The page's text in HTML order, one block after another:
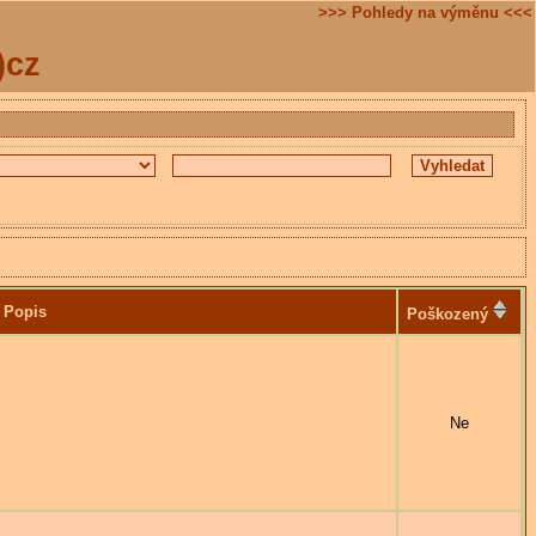
>>> Pohledy na výměnu <<<
Popis Poškozený
Ne